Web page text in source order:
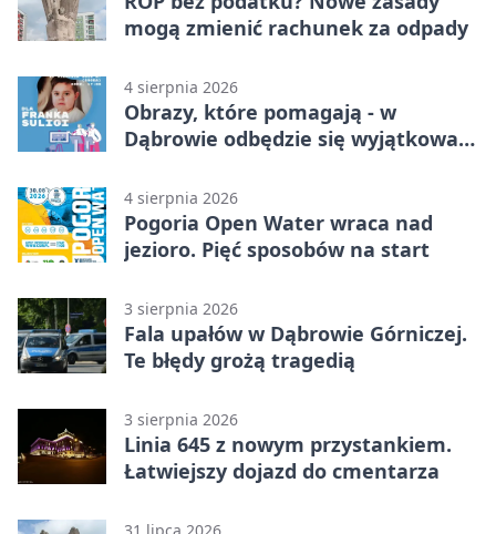
mogą zmienić rachunek za odpady
4 sierpnia 2026
Obrazy, które pomagają - w
Dąbrowie odbędzie się wyjątkowa
4 sierpnia 2026
Pogoria Open Water wraca nad
jezioro. Pięć sposobów na start
3 sierpnia 2026
Fala upałów w Dąbrowie Górniczej.
Te błędy grożą tragedią
3 sierpnia 2026
Linia 645 z nowym przystankiem.
Łatwiejszy dojazd do cmentarza